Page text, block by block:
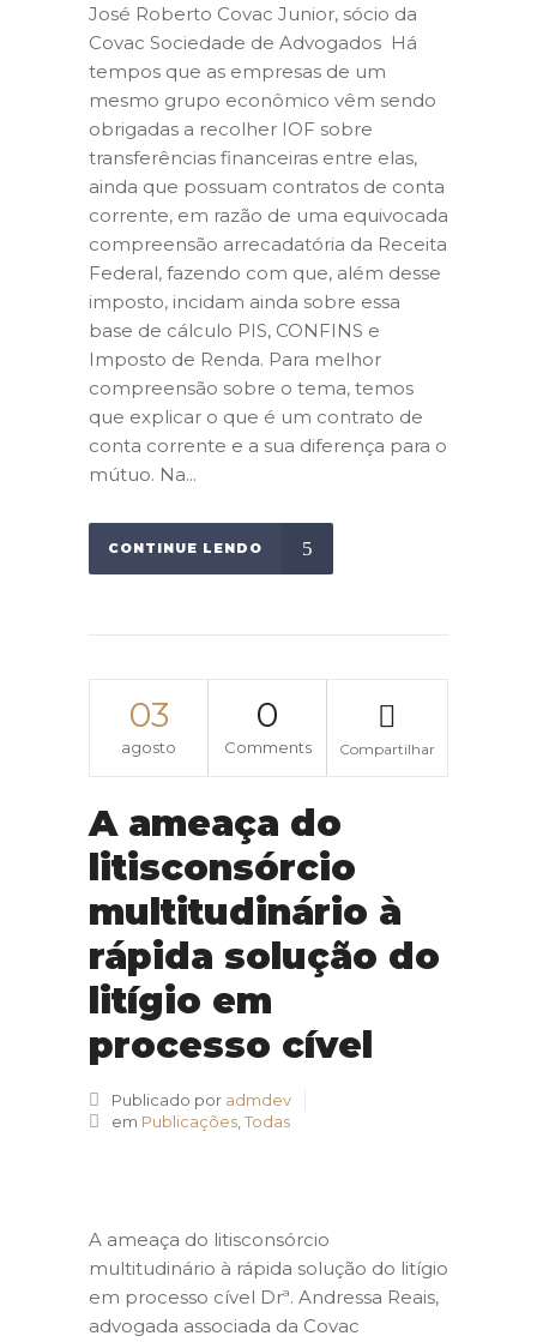
José Roberto Covac Junior, sócio da
Covac Sociedade de Advogados Há
tempos que as empresas de um
mesmo grupo econômico vêm sendo
obrigadas a recolher IOF sobre
transferências financeiras entre elas,
ainda que possuam contratos de conta
corrente, em razão de uma equivocada
compreensão arrecadatória da Receita
Federal, fazendo com que, além desse
imposto, incidam ainda sobre essa
base de cálculo PIS, CONFINS e
Imposto de Renda. Para melhor
compreensão sobre o tema, temos
que explicar o que é um contrato de
conta corrente e a sua diferença para o
mútuo. Na...
CONTINUE LENDO
03
agosto
0
Comments Compartilhar
A ameaça do
litisconsórcio
multitudinário à
rápida solução do
litígio em
processo cível
Publicado por admdev
em Publicações,Todas
A ameaça do litisconsórcio
multitudinário à rápida solução do litígio
em processo cível Drª. Andressa Reais,
advogada associada da Covac